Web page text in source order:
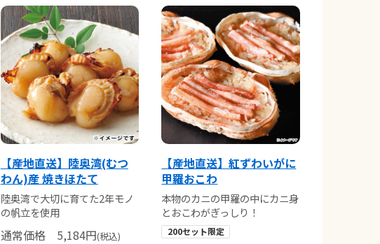
【産地直送】陸奥湾(むつ
わん)産 焼きほたて
陸奥湾で大切に育てた2年モノ
の帆立を使用
通常価格5,184円(税込)
【産地直送】紅ずわいがに
甲羅おこわ
本物のカニの甲羅の中にカニ身
とおこわがぎっしり！
200セット限定